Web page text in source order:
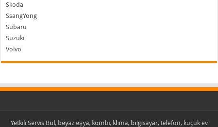
Skoda
SsangYong
Subaru
Suzuki
Volvo
Yetkili Servis Bul, beyaz eşya, kombi, klima, bilgisayar, telefon, küçük ev